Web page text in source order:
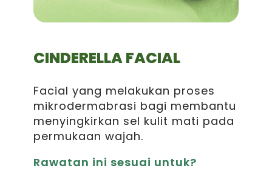
CINDERELLA FACIAL
Facial yang melakukan proses
mikrodermabrasi bagi membantu
menyingkirkan sel kulit mati pada
permukaan wajah.
Rawatan ini sesuai untuk?